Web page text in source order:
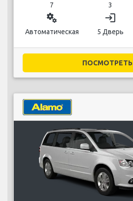
7 3
miscellaneous_services
Автоматическая
login
5 Дверь